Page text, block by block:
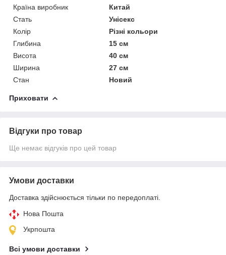
Країна виробник
Китай
Стать
Унісекс
Колір
Різні кольори
Глибина
15 см
Висота
40 см
Ширина
27 см
Стан
Новий
Приховати
Відгуки про товар
Ще немає відгуків про цей товар
Умови доставки
Доставка здійснюється тільки по передоплаті.
Нова Пошта
Укрпошта
Всі умови доставки